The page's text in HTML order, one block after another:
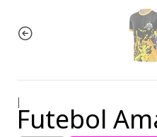
Futebol